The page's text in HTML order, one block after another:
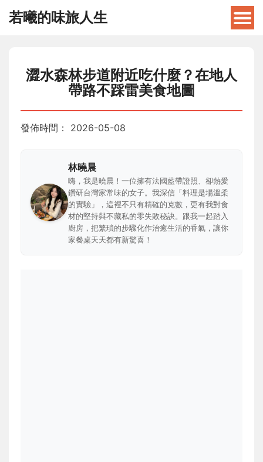
若曦的味旅人生
澀水森林步道附近吃什麼？在地人
帶路不踩雷美食地圖
發佈時間： 2026-05-08
林曉晨
嗨，我是曉晨！一位擁有法國藍帶證照、卻熱愛
鑽研台灣家常味的女子。我深信「料理是場溫柔
的實驗」，這裡不只有精確的克數，更有我對食
材的堅持與不藏私的零失敗秘訣。跟我一起踏入
廚房，把繁瑣的步驟化作治癒生活的香氣，讓你
家餐桌天天都有新驚喜！